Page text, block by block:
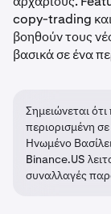
copy-trading και
βοηθούν τους
βασικά σε ένα
Σημειώνεται
περιορισμένη
Ηνωμένο
Binance.US
συναλλαγές